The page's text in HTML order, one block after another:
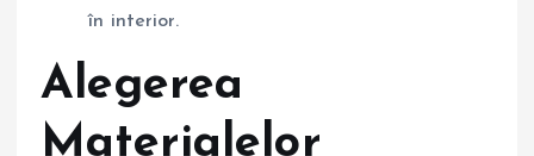
în interior.
Alegerea
Materialelor